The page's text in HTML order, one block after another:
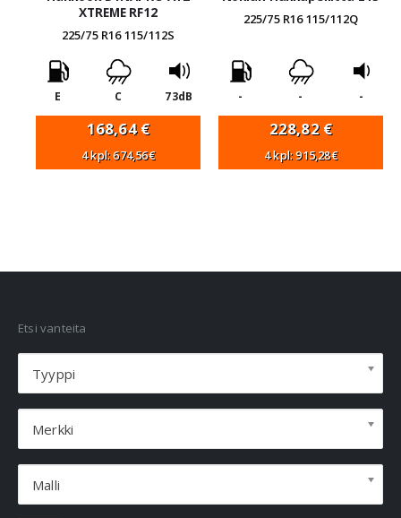
XTREME RF12
225/75 R16 115/112S
E C 73dB
168,64€
4 kpl: 674,56€
225/75 R16 115/112Q
- - -
228,82 €
4 kpl: 915,28€
Etsi vanteita
Tyyppi
Merkki
Malli